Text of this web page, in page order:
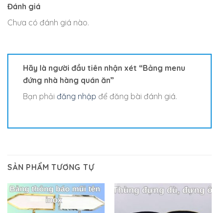
Đánh giá
Chưa có đánh giá nào.
Hãy là người đầu tiên nhận xét “Bảng menu
đứng nhà hàng quán ăn”
Bạn phải đăng nhập để đăng bài đánh giá.
SẢN PHẨM TƯƠNG TỰ